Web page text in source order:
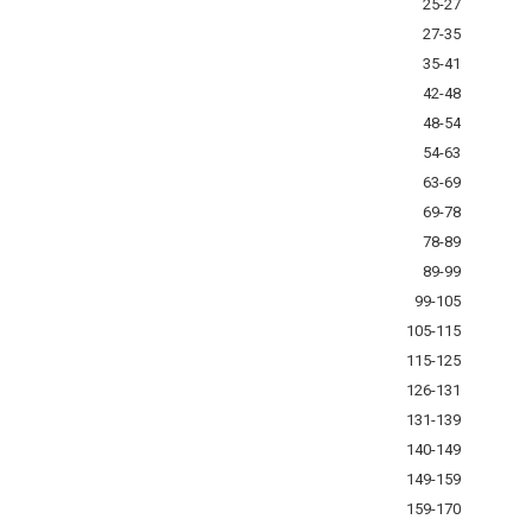
25-27
27-35
35-41
42-48
48-54
54-63
63-69
69-78
78-89
89-99
99-105
105-115
115-125
126-131
131-139
140-149
149-159
159-170